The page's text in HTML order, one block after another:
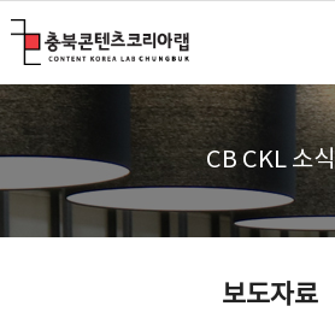
CB CKL 소식
보도자료